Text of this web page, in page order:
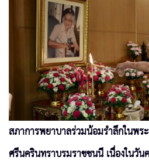
สภาการพยาบาลร่วมน้อมรำลึกในพ
ศรีนครินทราบรมราชชนนี เนื่องในวัน